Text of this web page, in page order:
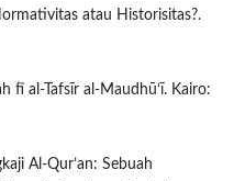
atau Historisitas?.
fī al-Tafsīr al-Maudhū‘ī. Kairo:
Al-Qur’an: Sebuah